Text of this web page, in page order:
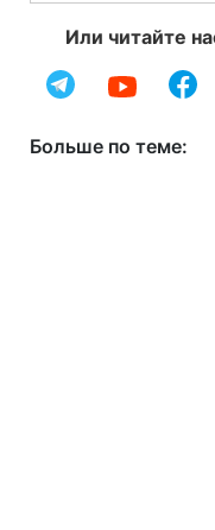
Или читайте
Больше по теме: